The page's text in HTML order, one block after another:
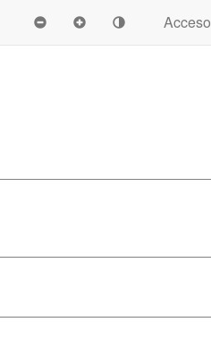
Acceso